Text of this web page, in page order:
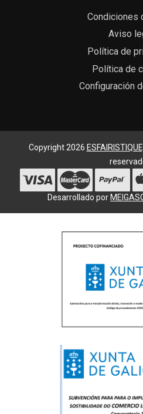
Condiciones
Aviso
Política de
Política de
Configuración
Copyright 2026
Desarrollado por